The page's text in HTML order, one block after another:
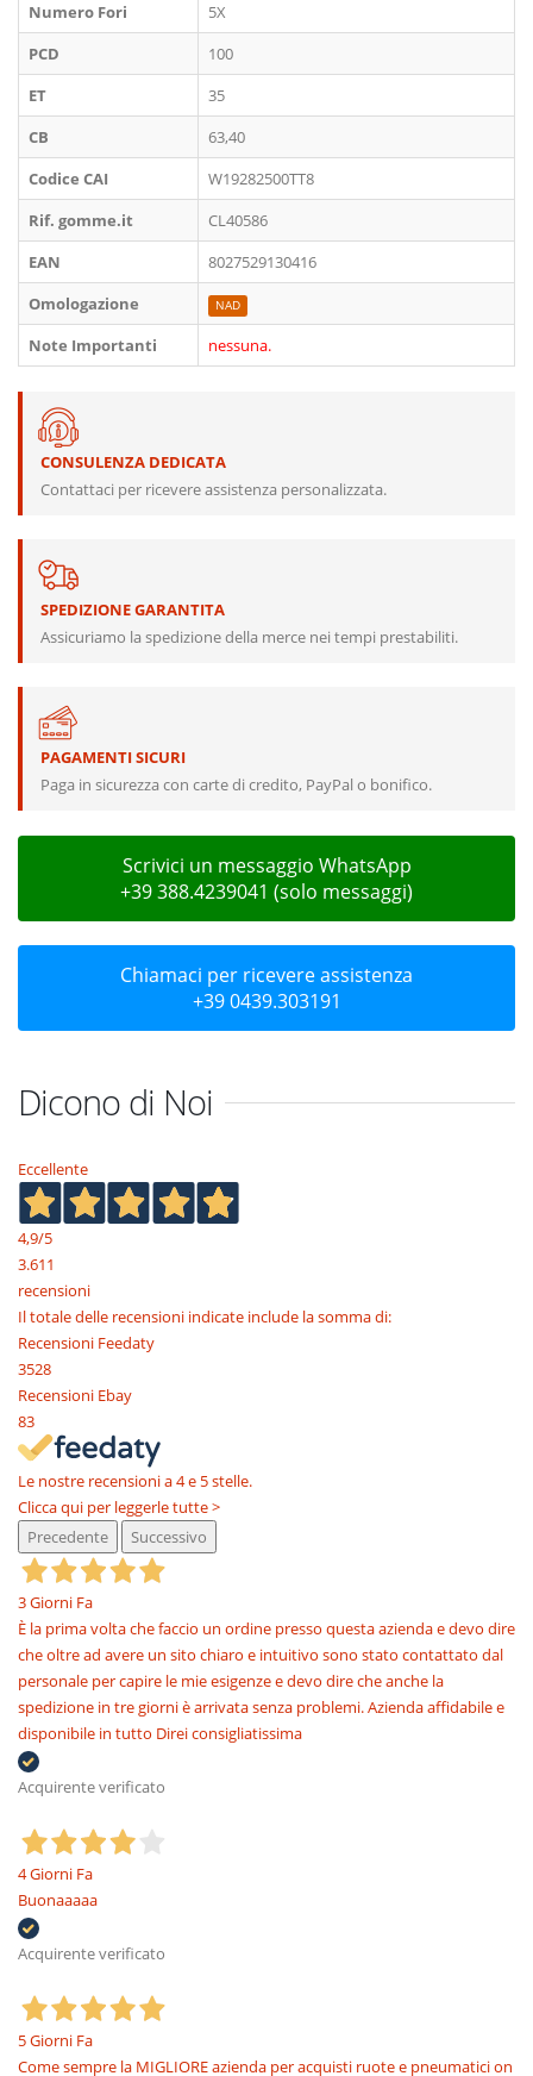
Numero Fori
5X
PCD
100
ET
35
CB
63,40
Codice CAI
W19282500TT8
Rif. gomme.it
CL40586
EAN
8027529130416
Omologazione
NAD
Note Importanti nessuna.
CONSULENZA DEDICATA
Contattaci per ricevere assistenza personalizzata.
SPEDIZIONE GARANTITA
Assicuriamo la spedizione della merce nei tempi prestabiliti.
PAGAMENTI SICURI
Paga in sicurezza con carte di credito, PayPal o bonifico.
Scrivici un messaggio WhatsApp
+39 388.4239041 (solo messaggi)
Chiamaci per ricevere assistenza
+39 0439.303191
Dicono di Noi
Eccellente
4,9/5
3.611
recensioni
Il totale delle recensioni indicate include la somma di:
Recensioni Feedaty
3528
Recensioni Ebay
83
Le nostre recensioni a 4 e 5 stelle.
Clicca qui per leggerle tutte >
Precedente
Successivo
3 Giorni Fa
È la prima volta che faccio un ordine presso questa azienda e devo dire
che oltre ad avere un sito chiaro e intuitivo sono stato contattato dal
personale per capire le mie esigenze e devo dire che anche la
spedizione in tre giorni è arrivata senza problemi. Azienda affidabile e
disponibile in tutto Direi consigliatissima
Acquirente verificato
4 Giorni Fa
Buonaaaaa
Acquirente verificato
5 Giorni Fa
Come sempre la MIGLIORE azienda per acquisti ruote e pneumatici on